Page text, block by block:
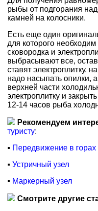
рыбы от подгорания
камней на колосники.
Есть еще один
для которого
сковородка и
выбрасывают все,
ставят электроплитку,
надо насыпать опилки,
верхней части
электроплитку и
12-14 часов рыба
Рекомендуем
туристу:
▪ Передвижение в горах
▪ Устричный узел
▪ Маркерный узел
Смотрите другие